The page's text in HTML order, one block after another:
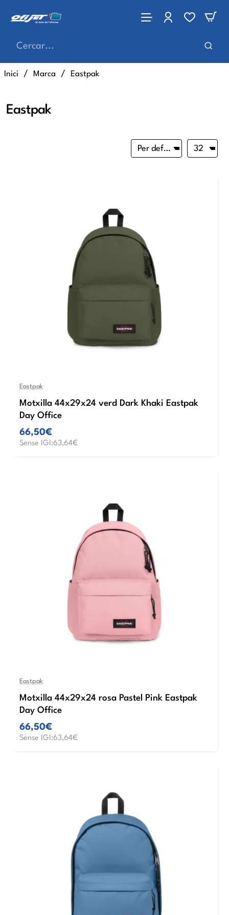
Eastpak
Inici homeMarca Eastpak
Eastpak
Motxilla 44x29x24 verd Dark Khaki Eastpak
Day Office
66,50€
Sense IGI:63,64€
Eastpak
Motxilla 44x29x24 rosa Pastel Pink Eastpak
Day Office
66,50€
Sense IGI:63,64€